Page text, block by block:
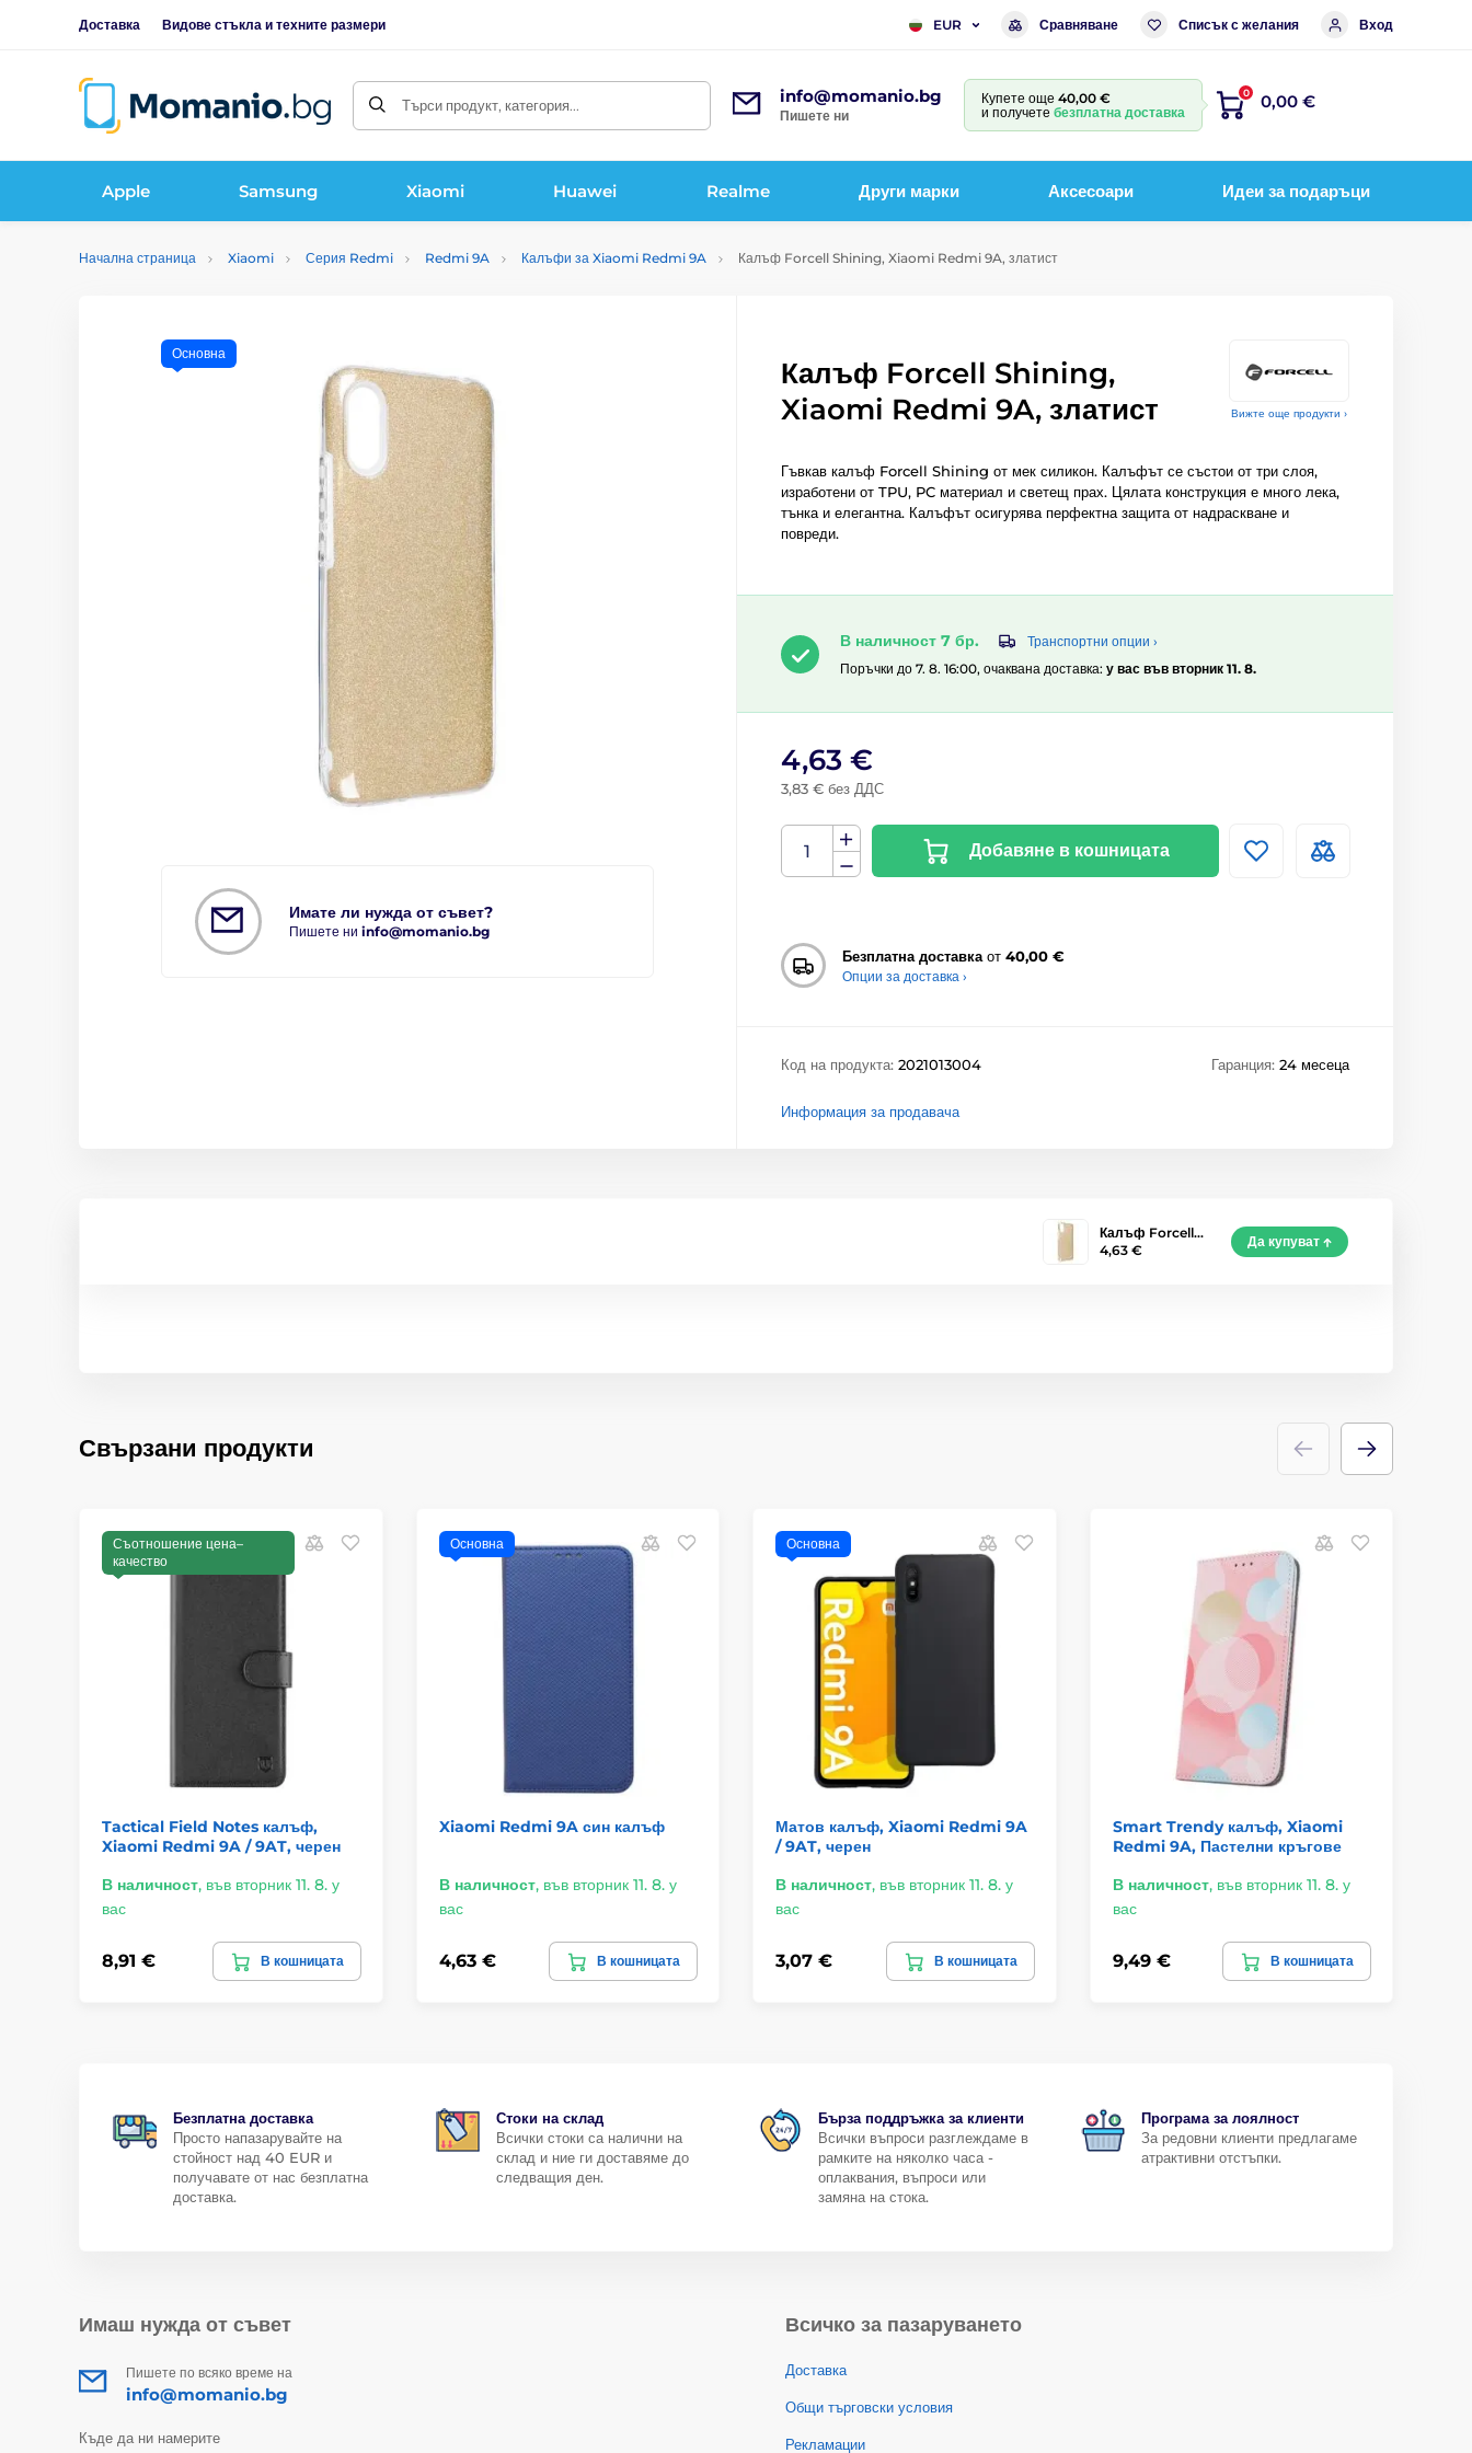
Доставка Видове стъкла и техните размери EUR Сравняване Списък с желания Вход
Търси продукт, категория... info@momanio.bg
Пишете ни
Купете още 40,00 €
и получете безплатна доставка
0 0,00 €
Apple Samsung Xiaomi Huawei Realme Други марки Аксесоари Идеи за подаръци
Начална страница Xiaomi Серия Redmi Redmi 9A Калъфи за Xiaomi Redmi 9A Калъф Forcell Shining, Xiaomi Redmi 9A, златист
Вижте още продукти ›
Имате ли нужда от съвет?
Пишете ни info@momanio.bg
Основна
Калъф Forcell Shining,
Xiaomi Redmi 9A, златист
Гъвкав калъф Forcell Shining от мек силикон. Калъфът се състои от три слоя,
изработени от TPU, PC материал и светещ прах. Цялата конструкция е много лека,
тънка и елегантна. Калъфът осигурява перфектна защита от надраскване и
повреди.
В наличност 7 бр.
Транспортни опции ›
Поръчки до 7. 8. 16:00, очаквана доставка: у вас във вторник 11. 8.
4,63 €
3,83 € без ДДС
Добавяне в кошницата
Безплатна доставка от 40,00 €
Опции за доставка ›
Код на продукта: 2021013004 Гаранция: 24 месеца
Информация за продавача
Калъф Forcell…
4,63 €
Да купуват
Свързани продукти
Съотношение цена–
качество
Tactical Field Notes калъф,
Xiaomi Redmi 9A / 9AT, черен
В наличност, във вторник 11. 8. у
вас
8,91 € В кошницата
Основна
Xiaomi Redmi 9A син калъф
В наличност, във вторник 11. 8. у
вас
4,63 € В кошницата
Основна
Матов калъф, Xiaomi Redmi 9A
/ 9AT, черен
В наличност, във вторник 11. 8. у
вас
3,07 € В кошницата
Smart Trendy калъф, Xiaomi
Redmi 9A, Пастелни кръгове
В наличност, във вторник 11. 8. у
вас
9,49 € В кошницата
Безплатна доставка
Просто напазарувайте на
стойност над 40 EUR и
получавате от нас безплатна
доставка.
Стоки на склад
Всички стоки са налични на
склад и ние ги доставяме до
следващия ден.
Бърза поддръжка за клиенти
Всички въпроси разглеждаме в
рамките на няколко часа -
оплаквания, въпроси или
замяна на стока.
Програма за лоялност
За редовни клиенти предлагаме
атрактивни отстъпки.
Имаш нужда от съвет
Пишете по всяко време на
info@momanio.bg
Къде да ни намерите
Всичко за пазаруването
Доставка
Общи търговски условия
Рекламации